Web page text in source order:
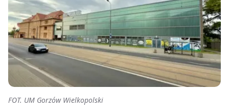
FOT. UM Gorzów Wielkopolski